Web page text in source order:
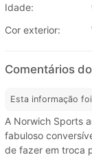
Idade:
Cor exterior:
Comentários
Esta informação
A Norwich Sports
fabuloso
de fazer em troca